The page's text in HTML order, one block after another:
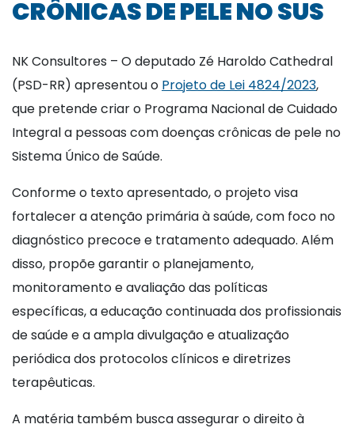
CRÔNICAS DE PELE NO SUS
NK Consultores – O deputado Zé Haroldo Cathedral
(PSD-RR) apresentou o Projeto de Lei 4824/2023,
que pretende criar o Programa Nacional de Cuidado
Integral a pessoas com doenças crônicas de pele no
Sistema Único de Saúde.
Conforme o texto apresentado, o projeto visa
fortalecer a atenção primária à saúde, com foco no
diagnóstico precoce e tratamento adequado. Além
disso, propõe garantir o planejamento,
monitoramento e avaliação das políticas
específicas, a educação continuada dos profissionais
de saúde e a ampla divulgação e atualização
periódica dos protocolos clínicos e diretrizes
terapêuticas.
A matéria também busca assegurar o direito à